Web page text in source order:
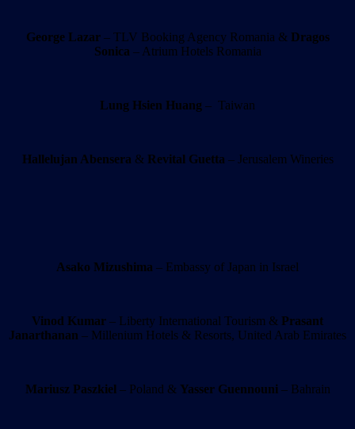
George Lazar– TLV Booking Agency Romania & Dragos
Sonica – Atrium Hotels Romania
Lung Hsien Huang – Taiwan
Hallelujan Abensera & Revital Guetta – Jerusalem Wineries
Asako Mizushima – Embassy of Japan in Israel
Vinod Kumar – Liberty International Tourism & Prasant
Janarthanan – Millenium Hotels & Resorts, United Arab Emirates
Mariusz Paszkiel – Poland & Yasser Guennouni – Bahrain